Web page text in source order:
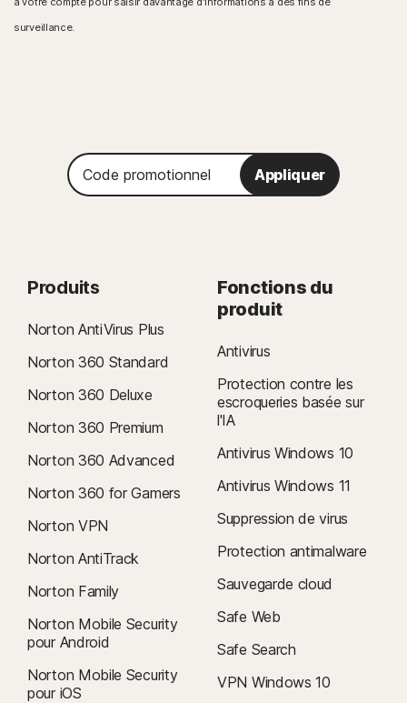
surveillance.
Code
promotionnel
Appliquer
Produits
Norton AntiVirus Plus
Norton 360 Standard
Norton 360 Deluxe
Norton 360 Premium
Norton 360 Advanced
Norton 360 for Gamers
Norton VPN
Norton AntiTrack
Norton Family
Norton Mobile Security
pour Android
Norton Mobile Security
pour iOS
Fonctions du
produit
Antivirus
Protection contre les
escroqueries basée sur
l'IA
Antivirus Windows 10
Antivirus Windows 11
Suppression de virus
Protection antimalware
Sauvegarde cloud
Safe Web
Safe Search
VPN Windows 10